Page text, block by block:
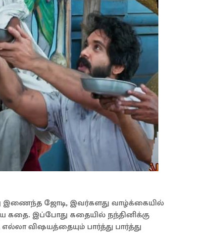
இணைந்த ஜோடி, இவர்களது வாழ்க்கையில்
கதை. இப்போது கதையில் நந்தினிக்கு
விஷயத்தையும் பார்த்து பார்த்து